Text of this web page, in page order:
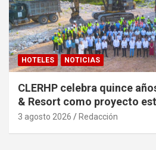
HOTELES NOTICIAS
CLERHP celebra quince
& Resort como proyecto
3 agosto 2026 Redacción